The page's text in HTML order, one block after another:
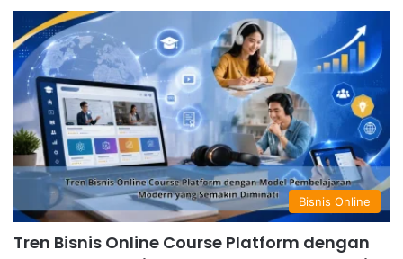
Bisnis Online
Tren Bisnis Online Course Platform dengan